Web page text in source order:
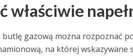
właściwie
gazową można rozpoznać
na której wskazywane